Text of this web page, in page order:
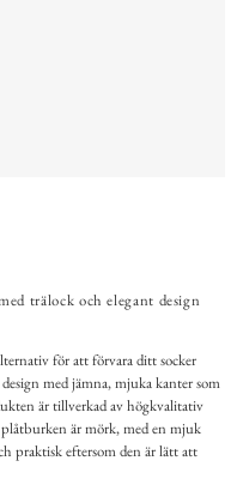
trälock och elegant design
för att förvara ditt socker
med jämna, mjuka kanter som
är tillverkad av högkvalitativ
är mörk, med en mjuk
praktisk eftersom den är lätt att